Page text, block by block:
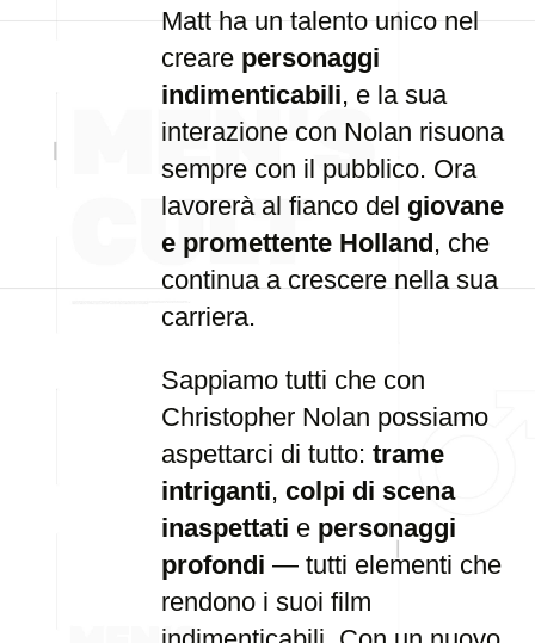
Matt ha un talento unico nel
creare personaggi
indimenticabili, e la sua
interazione con Nolan risuona
sempre con il pubblico. Ora
lavorerà al fianco del giovane
e promettente Holland, che
continua a crescere nella sua
carriera.
Sappiamo tutti che con
Christopher Nolan possiamo
aspettarci di tutto: trame
intriganti, colpi di scena
inaspettati e personaggi
profondi — tutti elementi che
rendono i suoi film